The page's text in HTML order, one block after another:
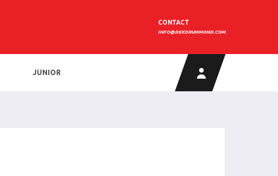
CONTACT
INFO@DEKDRUMMOND.COM
JUNIOR